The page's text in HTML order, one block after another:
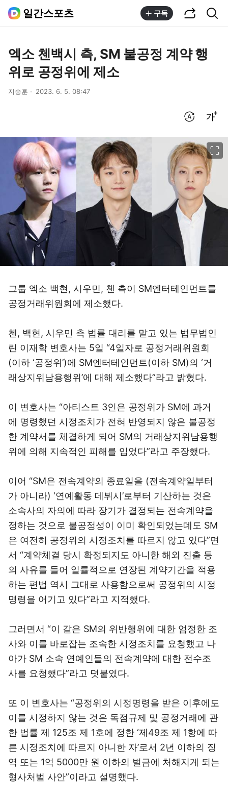
일간스포츠 구독
엑소 첸백시 측, SM 불공정 계약 행
위로 공정위에 제소
지승훈 2023. 6. 5. 08:47
그룹 엑소 백현, 시우민, 첸 측이 SM엔터테인먼트를
공정거래위원회에 제소했다.
첸, 백현, 시우민 측 법률 대리를 맡고 있는 법무법인
린 이재학 변호사는 5일 “4일자로 공정거래위원회
(이하 ‘공정위’)에 SM엔터테인먼트(이하 SM)의 ‘거
래상지위남용행위’에 대해 제소했다”라고 밝혔다.
이 변호사는 “아티스트 3인은 공정위가 SM에 과거
에 명령했던 시정조치가 전혀 반영되지 않은 불공정
한 계약서를 체결하게 되어 SM의 거래상지위남용행
위에 의해 지속적인 피해를 입었다”라고 주장했다.
이어 “SM은 전속계약의 종료일을 (전속계약일부터
가 아니라) ‘연예활동 데뷔시’로부터 기산하는 것은
소속사의 자의에 따라 장기가 결정되는 전속계약을
정하는 것으로 불공정성이 이미 확인되었는데도 SM
은 여전히 공정위의 시정조치를 따르지 않고 있다”면
서 “계약체결 당시 확정되지도 아니한 해외 진출 등
의 사유를 들어 일률적으로 연장된 계약기간을 적용
하는 편법 역시 그대로 사용함으로써 공정위의 시정
명령을 어기고 있다”라고 지적했다.
그러면서 “이 같은 SM의 위반행위에 대한 엄정한 조
사와 이를 바로잡는 조속한 시정조치를 요청했고 나
아가 SM 소속 연예인들의 전속계약에 대한 전수조
사를 요청했다”라고 덧붙였다.
또 이 변호사는 “공정위의 시정명령을 받은 이후에도
이를 시정하지 않는 것은 독점규제 및 공정거래에 관
한 법률 제 125조 제 1호에 정한 ‘제49조 제 1항에 따
른 시정조치에 따르지 아니한 자’로서 2년 이하의 징
역 또는 1억 5000만 원 이하의 벌금에 처해지게 되는
형사처벌 사안”이라고 설명했다.